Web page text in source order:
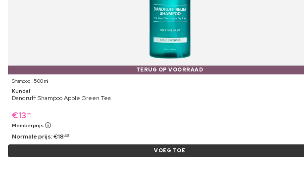
TERUG OP VOORRAAD
Shampoo ⋅ 500 ml
Kundal
Dandruff Shampoo Apple Green Tea
€13 09
Memberprijs
Normale prijs:€18 49
VOEG TOE